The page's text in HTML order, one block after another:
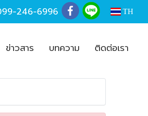
246-6996 TH
ข่าวสาร บทความ ติดต่อเรา